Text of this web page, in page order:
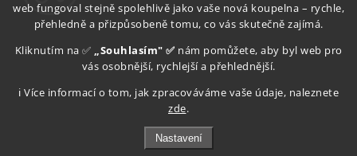
web fungoval stejně spolehlivě jako vaše nová koupelna – rychle,
přehledně a přizpůsobeně tomu, co vás skutečně zajímá.
Kliknutím na ✅ „Souhlasím" ✅ nám pomůžete, aby byl web pro
vás osobnější, rychlejší a přehlednější.
ℹ️ Více informací o tom, jak zpracováváme vaše údaje, naleznete
zde.
Nastavení